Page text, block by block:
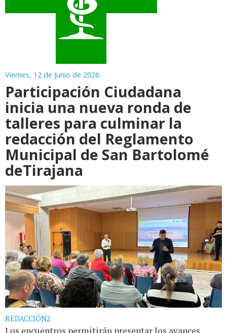
Viernes, 12 de Junio de 2026
Participación Ciudadana
inicia una nueva ronda de
talleres para culminar la
redacción del Reglamento
Municipal de San Bartolomé
deTirajana
REDACCIÓN2